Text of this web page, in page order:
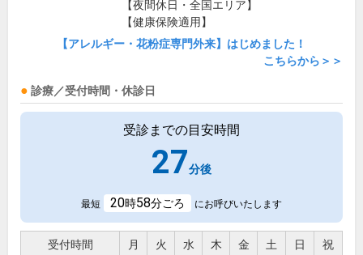
【夜間休日・全国エリア】
【健康保険適用】
【アレルギー・花粉症専門外来】はじめました！
こちらから＞＞
診療／受付時間・休診日
受診までの目安時間
27分後
最短 20時58分ごろ にお呼びいたします
受付時間 月 火 水 木 金 土 日 祝